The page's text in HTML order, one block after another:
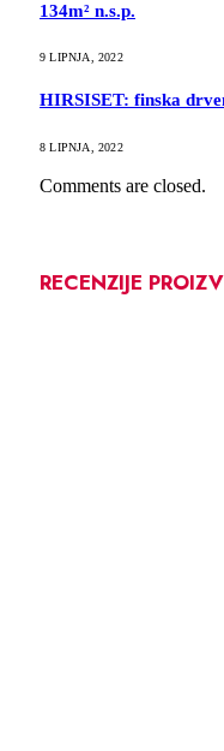
134m² n.s.p.
9 LIPNJA, 2022
HIRSISET: finska
8 LIPNJA, 2022
Comments are closed.
RECENZIJE